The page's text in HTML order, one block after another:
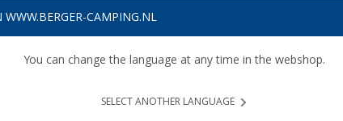
WWW.BERGER-CAMPING.NL
You can change the language at any time in the webshop.
SELECT ANOTHER LANGUAGE